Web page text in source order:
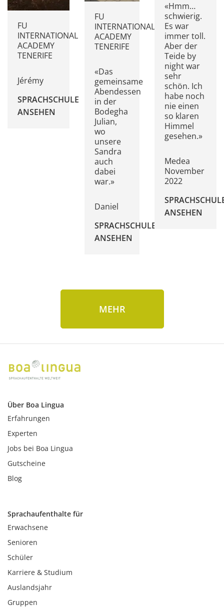
FU
INTERNATIONAL
ACADEMY
TENERIFE
Jérémy
SPRACHSCHULE
ANSEHEN
FU
INTERNATIONAL
ACADEMY
TENERIFE
«Das
gemeinsame
Abendessen
in der
Bodegha
Julian,
wo
unsere
Sandra
auch
dabei
war.»
Daniel
SPRACHSCHULE
ANSEHEN
«Hmm…
schwierig.
Es war
immer toll.
Aber der
Teide by
night war
sehr
schön. Ich
habe noch
nie einen
so klaren
Himmel
gesehen.»
Medea
November
2022
ANSEHEN
MEHR
Über Boa Lingua
Erfahrungen
Experten
Jobs bei Boa Lingua
Gutscheine
Blog
Sprachaufenthalte für
Erwachsene
Senioren
Schüler
Karriere & Studium
Auslandsjahr
Gruppen